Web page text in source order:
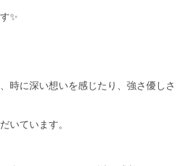
✨
時に深い想いを感じたり、強さ優しさ
いています。